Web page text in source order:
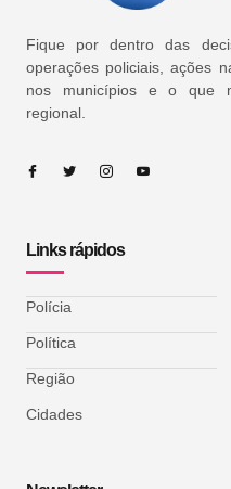
Fique por dentro das
operações policiais, ações
nos municípios e o que
regional.
Links rápidos
Polícia
Política
Região
Cidades